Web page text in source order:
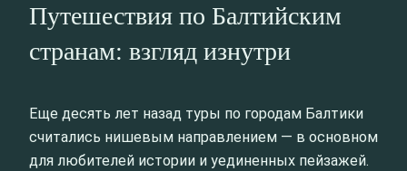
Путешествия по Балтийским
странам: взгляд изнутри
Еще десять лет назад туры по городам Балтики
считались нишевым направлением — в основном
для любителей истории и уединенных пейзажей.